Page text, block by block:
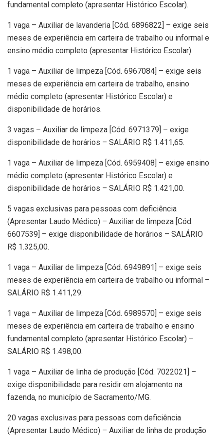
fundamental completo (apresentar Histórico Escolar).
1 vaga – Auxiliar de lavanderia [Cód. 6896822] – exige seis
meses de experiência em carteira de trabalho ou informal e
ensino médio completo (apresentar Histórico Escolar).
1 vaga – Auxiliar de limpeza [Cód. 6967084] – exige seis
meses de experiência em carteira de trabalho, ensino
médio completo (apresentar Histórico Escolar) e
disponibilidade de horários.
3 vagas – Auxiliar de limpeza [Cód. 6971379] – exige
disponibilidade de horários – SALÁRIO R$ 1.411,65.
1 vaga – Auxiliar de limpeza [Cód. 6959408] – exige ensino
médio completo (apresentar Histórico Escolar) e
disponibilidade de horários – SALÁRIO R$ 1.421,00.
5 vagas exclusivas para pessoas com deficiência
(Apresentar Laudo Médico) – Auxiliar de limpeza [Cód.
6607539] – exige disponibilidade de horários – SALÁRIO
R$ 1.325,00.
1 vaga – Auxiliar de limpeza [Cód. 6949891] – exige seis
meses de experiência em carteira de trabalho ou informal –
SALÁRIO R$ 1.411,29.
1 vaga – Auxiliar de limpeza [Cód. 6989570] – exige seis
meses de experiência em carteira de trabalho e ensino
fundamental completo (apresentar Histórico Escolar) –
SALÁRIO R$ 1.498,00.
1 vaga – Auxiliar de linha de produção [Cód. 7022021] –
exige disponibilidade para residir em alojamento na
fazenda, no município de Sacramento/MG.
20 vagas exclusivas para pessoas com deficiência
(Apresentar Laudo Médico) – Auxiliar de linha de produção